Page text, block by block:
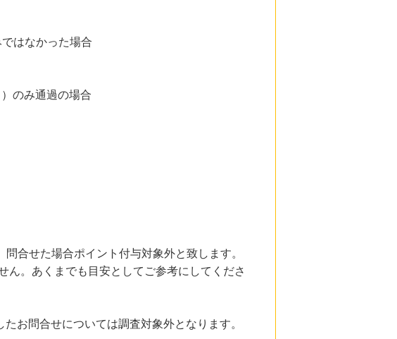
はなかった場合
のみ通過の場合
合せた場合ポイント付与対象外と致します。
。あくまでも目安としてご参考にしてくださ
お問合せについては調査対象外となります。